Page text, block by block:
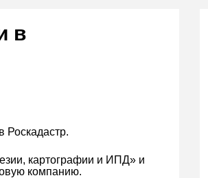
в
в Роскадастр.
картографии и ИПД» и
компанию.